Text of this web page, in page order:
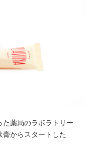
た薬局のラボラトリー
からスタートした